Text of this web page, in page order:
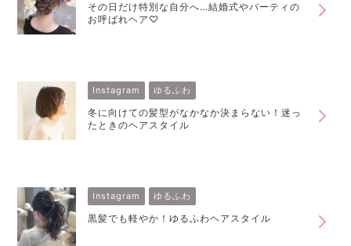
その日だけ特別な自分へ…結婚式やパーティの
お呼ばれヘア♡
Instagram ゆるふわ
冬に向けての髪型がなかなか決まらない！迷っ
たときのヘアスタイル
Instagram ゆるふわ
黒髪でも軽やか！ゆるふわヘアスタイル